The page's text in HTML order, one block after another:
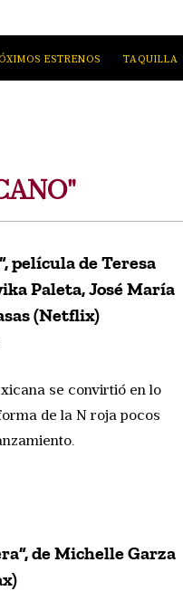
ESTRENOS TAQUILLA
película de Teresa
Paleta, José María
(Netflix)
se convirtió en lo
de la N roja pocos
de Michelle Garza